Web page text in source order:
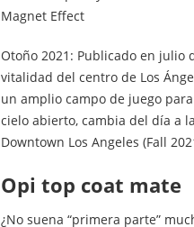
Magnet Effect
Otoño 2021: Publicado en julio
vitalidad del centro de Los
un amplio campo de juego
cielo abierto, cambia del día a
Downtown Los Angeles (Fall
opi top coat mate
¿No suena “primera parte”